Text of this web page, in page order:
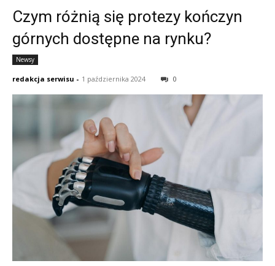
Czym różnią się protezy kończyn
górnych dostępne na rynku?
Newsy
redakcja serwisu - 1 października 2024 0